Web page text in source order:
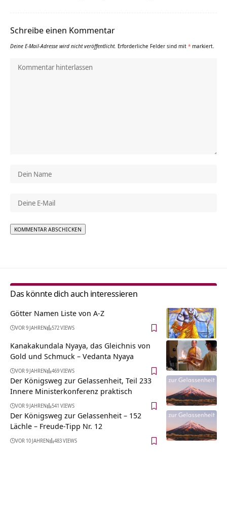
Schreibe einen Kommentar
Deine E-Mail-Adresse wird nicht veröffentlicht. Erforderliche Felder sind mit * markiert.
Das könnte dich auch interessieren
Götter Namen Liste von A-Z
VOR 9 JAHREN 572 VIEWS
Kanakakundala Nyaya, das Gleichnis von
Gold und Schmuck – Vedanta Nyaya
VOR 9 JAHREN 469 VIEWS
Der Königsweg zur Gelassenheit, Teil 233
Innere Ministerkonferenz praktisch
VOR 9 JAHREN 541 VIEWS
Der Königsweg zur Gelassenheit – 152
Lächle – Freude-Tipp Nr. 12
VOR 10 JAHREN 483 VIEWS